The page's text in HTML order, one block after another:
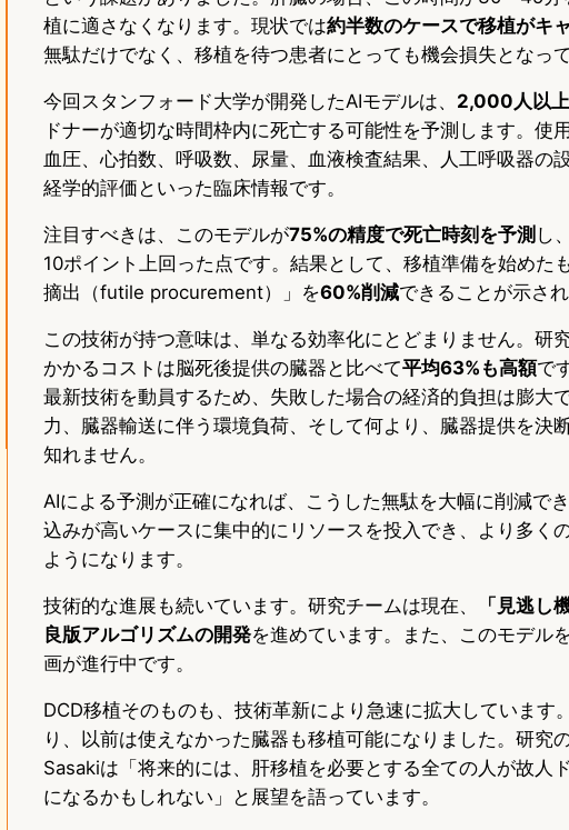
植に適さなくなります。現状では約半数のケースで移植がキ
無駄だけでなく、移植を待つ患者にとっても機会損失となって
今回スタンフォード大学が開発したAIモデルは、 2,000人以
ドナーが適切な時間枠内に死亡する可能性を予測します。使
血圧、心拍数、呼吸数、尿量、血液検査結果、人工呼吸器の
経学的評価といった臨床情報です。
注目すべきは、このモデルが75%の精度で死亡時刻を予測 し
10ポイント上回った点です。結果として、移植準備を始めた
摘出（futile procurement）」を60%削減できることが示され
この技術が持つ意味は、単なる効率化にとどまりません。研
かかるコストは脳死後提供の臓器と比べて平均63%も高額で
最新技術を動員するため、失敗した場合の経済的負担は膨大
力、臓器輸送に伴う環境負荷、そして何より、臓器提供を決
知れません。
AIによる予測が正確になれば、こうした無駄を大幅に削減で
込みが高いケースに集中的にリソースを投入でき、より多く
ようになります。
技術的な進展も続いています。研究チームは現在、
「見逃し
良版アルゴリズムの開発を進めています。また、このモデル
画が進行中です。
DCD移植そのものも、技術革新により急速に拡大しています
り、以前は使えなかった臓器も移植可能になりました。研究
Sasakiは「将来的には、肝移植を必要とする全ての人が故人
になるかもしれない」と展望を語っています。